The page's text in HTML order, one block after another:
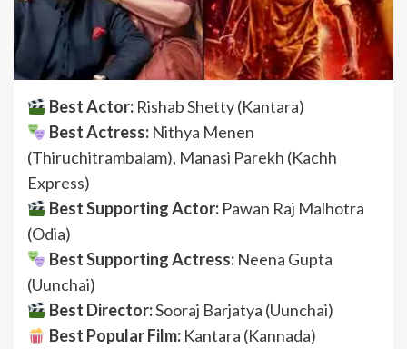
Best Actor:Rishab Shetty (Kantara)
Best Actress:Nithya Menen
(Thiruchitrambalam), Manasi Parekh (Kachh
Express)
Best Supporting Actor:Pawan Raj Malhotra
(Odia)
Best Supporting Actress:Neena Gupta
(Uunchai)
Best Director:Sooraj Barjatya (Uunchai)
Best Popular Film:Kantara (Kannada)